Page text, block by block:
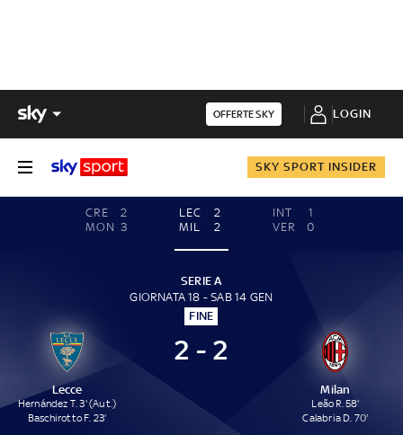
OFFERTE SKY LOGIN
SKY SPORT INSIDER
CRE
2
MON 3
LEC
2
MIL
2
INT
1
VER
0
SERIE A
GIORNATA 18 - SAB 14 GEN
FINE
Lecce
Hernández T. 3' (Aut.)
Baschirotto F. 23'
2 - 2
Milan
Leão R. 58'
Calabria D. 70'